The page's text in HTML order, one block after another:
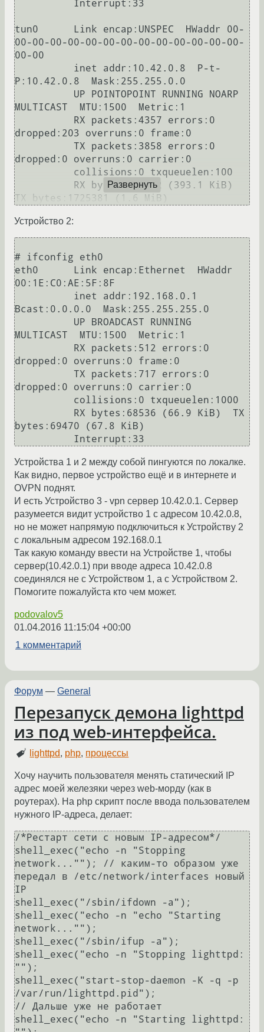
tun0      Link encap:UNSPEC  HWaddr 00-
00-00-00-00-00-00-00-00-00-00-00-00-00-
00-00
P:10.42.0.8  Mask:255.255.0.0
MULTICAST  MTU:1500  Metric:1
dropped:203 overruns:0 frame:0
dropped:0 overruns:0 carrier:0
Развернуть
Устройство 2:
# ifconfig eth0
eth0      Link encap:Ethernet  HWaddr
00:1E:C0:AE:5F:8F
Bcast:0.0.0.0  Mask:255.255.255.0
MULTICAST  MTU:1500  Metric:1
dropped:0 overruns:0 frame:0
dropped:0 overruns:0 carrier:0
bytes:69470 (67.8 KiB)
Устройства 1 и 2 между собой пингуются по локалке.
Как видно, первое устройство ещё и в интернете и
OVPN поднят.
И есть Устройство 3 - vpn сервер 10.42.0.1. Сервер
разумеется видит устройство 1 с адресом 10.42.0.8,
но не может напрямую подключиться к Устройству 2
с локальным адресом 192.168.0.1
Так какую команду ввести на Устройстве 1, чтобы
сервер(10.42.0.1) при вводе адреса 10.42.0.8
соединялся не с Устройством 1, а с Устройством 2.
Помогите пожалуйста кто чем может.
podovalov5
01.04.2016 11:15:04 +00:00
1 комментарий
Форум — General
Перезапуск демона lighttpd
из под web-интерфейса.
lighttpd, php, процессы
Хочу научить пользователя менять статический IP
адрес моей железяки через web-морду (как в
роутерах). На php скрипт после ввода пользователем
нужного IP-aдреса, делает:
/*Рестарт сети с новым IP-aдресом*/
shell_exec("echo -n "Stopping
network...""); // каким-то образом уже
передал в /etc/network/interfaces новый
IP
shell_exec("/sbin/ifdown -a");
shell_exec("echo -n "echo "Starting
network..."");
shell_exec("/sbin/ifup -a");
shell_exec("echo -n "Stopping lighttpd:
"");
shell_exec("start-stop-daemon -K -q -p
/var/run/lighttpd.pid");
// Дальше уже не работает
shell_exec("echo -n "Starting lighttpd: